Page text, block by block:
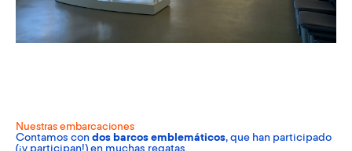
Nuestras embarcaciones
Contamos con dos barcos emblemáticos, que han participado
(¡y participan!) en muchas regatas.